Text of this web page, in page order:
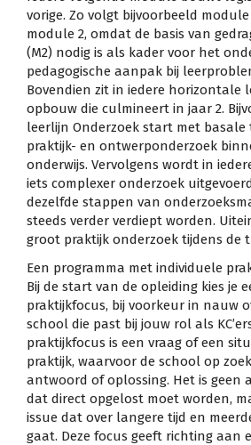
vorige. Zo volgt bijvoorbeeld
module 2, omdat de basis van
(M2) nodig is als kader voor het
pedagogische aanpak bij
Bovendien zit in iedere horizontale
opbouw die culmineert in jaar 2.
leerlijn Onderzoek start met
praktijk- en ontwerponderzoek
onderwijs. Vervolgens wordt in
iets complexer onderzoek
dezelfde stappen van
steeds verder verdiept worden.
groot praktijk onderzoek tijdens de
Een programma met individuele
Bij de start van de opleiding kies je
praktijkfocus, bij voorkeur in nauw
school die past bij jouw rol als
praktijkfocus is een vraag of een
praktijk, waarvoor de school op
antwoord of oplossing. Het is geen
dat direct opgelost moet worden,
issue dat over langere tijd en
gaat. Deze focus geeft richting aan